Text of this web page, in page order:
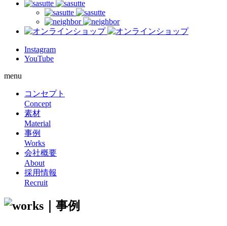
Instagram
YouTube
menu
コンセプト
Concept
素材
Material
事例
Works
会社概要
About
採用情報
Recruit